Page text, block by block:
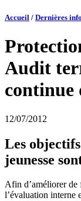
Accueil / Dernières
Audit
continue
12/07/2012
Les
jeunesse
Afin d’améliorer de
l’évaluation interne